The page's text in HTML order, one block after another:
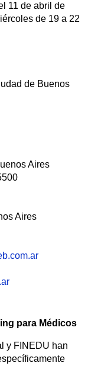
11 de abril de
de 19 a 22
de Buenos
Aires
Aires
para Médicos
y FINEDU han